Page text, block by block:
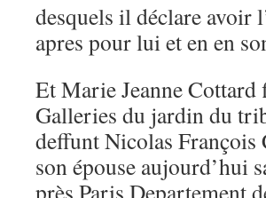
desquels il déclare avoir
apres pour lui et en en
Et Marie Jeanne Cottard
Galleries du jardin du
deffunt Nicolas François
son épouse aujourd’hui
près Paris Departement